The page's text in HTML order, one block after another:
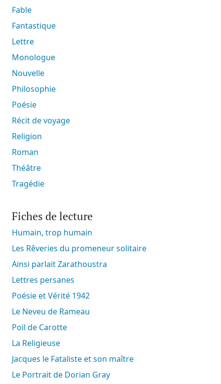
Fable
Fantastique
Lettre
Monologue
Nouvelle
Philosophie
Poésie
Récit de voyage
Religion
Roman
Théâtre
Tragédie
Fiches de lecture
Humain, trop humain
Les Rêveries du promeneur solitaire
Ainsi parlait Zarathoustra
Lettres persanes
Poésie et Vérité 1942
Le Neveu de Rameau
Poil de Carotte
La Religieuse
Jacques le Fataliste et son maître
Le Portrait de Dorian Gray